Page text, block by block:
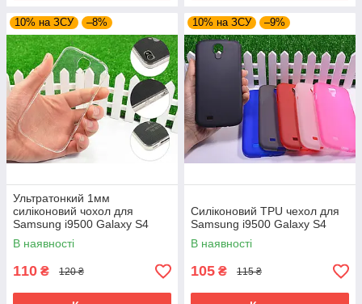
10% на ЗСУ –8%
Ультратонкий 1мм
силіконовий чохол для
Samsung i9500 Galaxy S4
В наявності
110 ₴ 120 ₴
10% на ЗСУ –9%
Силіконовий TPU чехол для
Samsung i9500 Galaxy S4
В наявності
105 ₴ 115 ₴